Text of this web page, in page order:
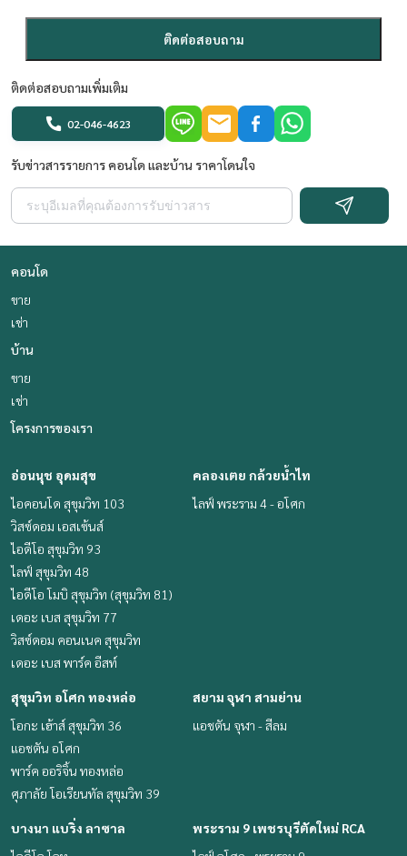
ติดต่อสอบถาม
ติดต่อสอบถามเพิ่มเติม
02-046-4623
รับข่าวสารรายการ คอนโด และบ้าน ราคาโดนใจ
คอนโด
ขาย
เช่า
บ้าน
ขาย
เช่า
โครงการของเรา
อ่อนนุช อุดมสุข
ไอคอนโด สุขุมวิท 103
วิสซ์ดอม เอสเซ้นส์
ไอดีโอ สุขุมวิท 93
ไลฟ์ สุขุมวิท 48
ไอดีโอ โมบิ สุขุมวิท (สุขุมวิท 81)
เดอะ เบส สุขุมวิท 77
วิสซ์ดอม คอนเนค สุขุมวิท
เดอะ เบส พาร์ค อีสท์
คลองเตย กล้วยน้ำไท
ไลฟ์ พระราม 4 - อโศก
สุขุมวิท อโศก ทองหล่อ
โอกะ เฮ้าส์ สุขุมวิท 36
แอชตัน อโศก
พาร์ค ออริจิ้น ทองหล่อ
ศุภาลัย โอเรียนทัล สุขุมวิท 39
สยาม จุฬา สามย่าน
แอชตัน จุฬา - สีลม
บางนา แบริ่ง ลาซาล
พระราม 9 เพชรบุรีตัดใหม่ RCA